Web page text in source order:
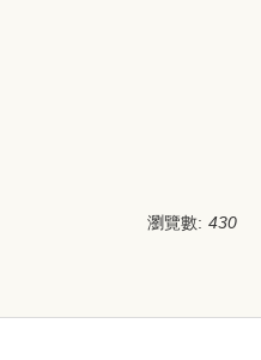
瀏覽數: 430